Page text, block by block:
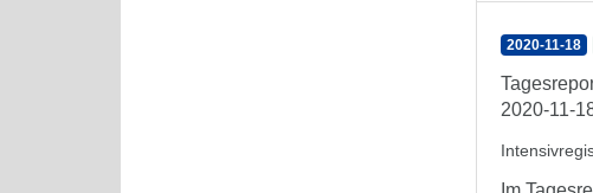
2020-11-18
2020-11-